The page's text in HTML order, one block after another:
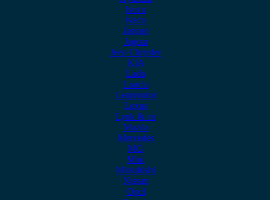
Isuzu
iveco
Jaecoo
Jaguar
Jeep Chrysler
KIA
Lada
Lancia
Leapmotor
Lexus
Lynk & co
Mazda
Mercedes
MG
Mini
Mitsubishi
Nissan
Opel